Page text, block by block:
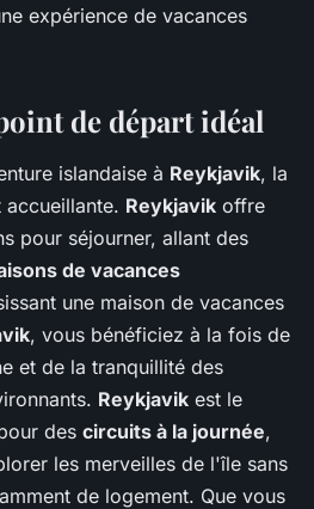
expérience de vacances
de départ idéal
islandaise à Reykjavik, la
Reykjavik offre
pour séjourner, allant des
de vacances
une maison de vacances
, vous bénéficiez à la fois de
et de la tranquillité des
Reykjavik est le
des circuits à la journée,
les merveilles de l'île sans
de logement. Que vous